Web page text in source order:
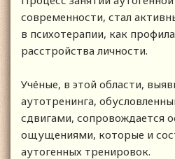
современности, стал
в психотерапии, как
расстройства личности.
Учёные, в этой области,
аутотренинга,
сдвигами, сопровождается
ощущениями, которые и
аутогенных тренировок.